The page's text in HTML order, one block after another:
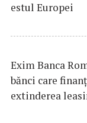
estul Europei
Exim Banca
bănci care
extinderea